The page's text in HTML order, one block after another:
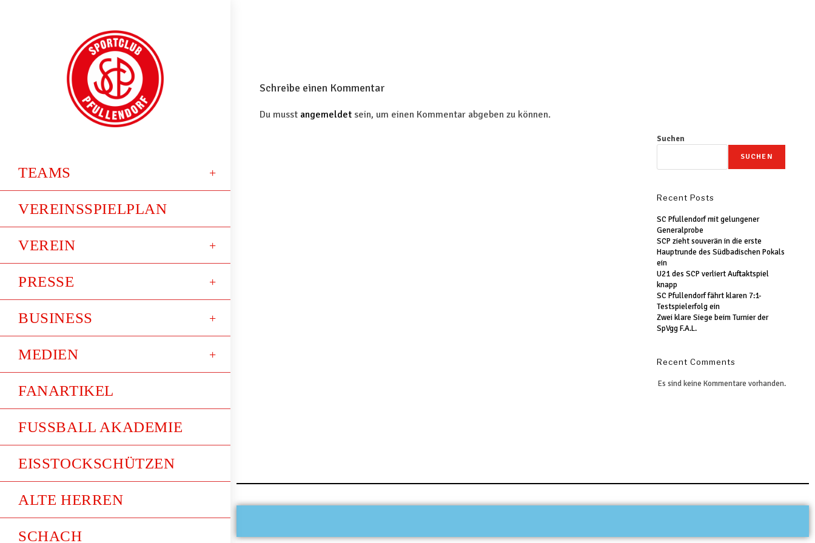
TEAMS
VEREINSSPIELPLAN
VEREIN
PRESSE
BUSINESS
MEDIEN
FANARTIKEL
FUSSBALL AKADEMIE
EISSTOCKSCHÜTZEN
ALTE HERREN
SCHACH
Schreibe einen Kommentar
Du musst angemeldet sein, um einen Kommentar abgeben zu können.
Suchen
SUCHEN
Recent Posts
SC Pfullendorf mit gelungener
Generalprobe
SCP zieht souverän in die erste
Hauptrunde des Südbadischen Pokals
ein
U21 des SCP verliert Auftaktspiel
knapp
SC Pfullendorf fährt klaren 7:1-
Testspielerfolg ein
Zwei klare Siege beim Turnier der
SpVgg F.A.L.
Recent Comments
Es sind keine Kommentare vorhanden.